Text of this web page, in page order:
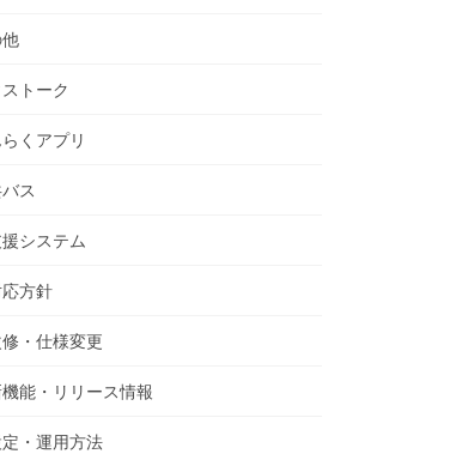
トーク
くアプリ
ス
システム
方針
・仕様変更
機能・リリース情報
・運用方法